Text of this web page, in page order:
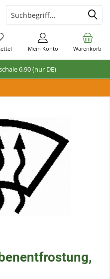
6,90 (nur DE)
Warenkorb
Mein Konto